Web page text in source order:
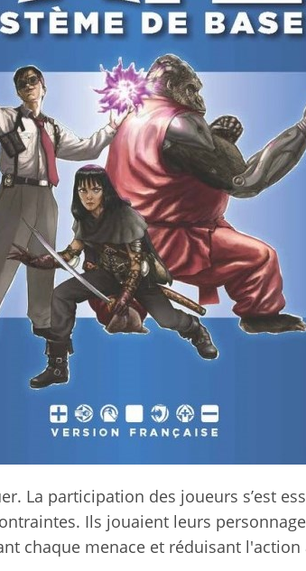
La participation des joueurs s’est
Ils jouaient leurs
chaque menace et réduisant